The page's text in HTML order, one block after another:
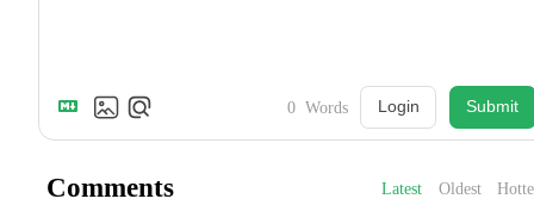
0 Words Login Submit
Comments Latest Oldest